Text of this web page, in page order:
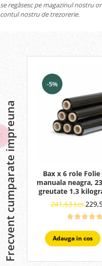
se regăsesc pe magazinul nostru
contul nostru de trezorerie.
Frecvent cumparate impreuna
-5%
Bax x 6 role
manuala neagra,
greutate 1.3
neagra
241,63 Lei
Adauga in cos